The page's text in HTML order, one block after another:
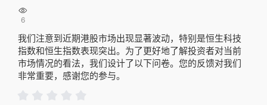

6
我们注意到近期港股市场出现显著波动，特别是恒生科技
指数和恒生指数表现突出。为了更好地了解投资者对当前
市场情况的看法，我们设计了以下问卷。您的反馈对我们
非常重要，感谢您的参与。